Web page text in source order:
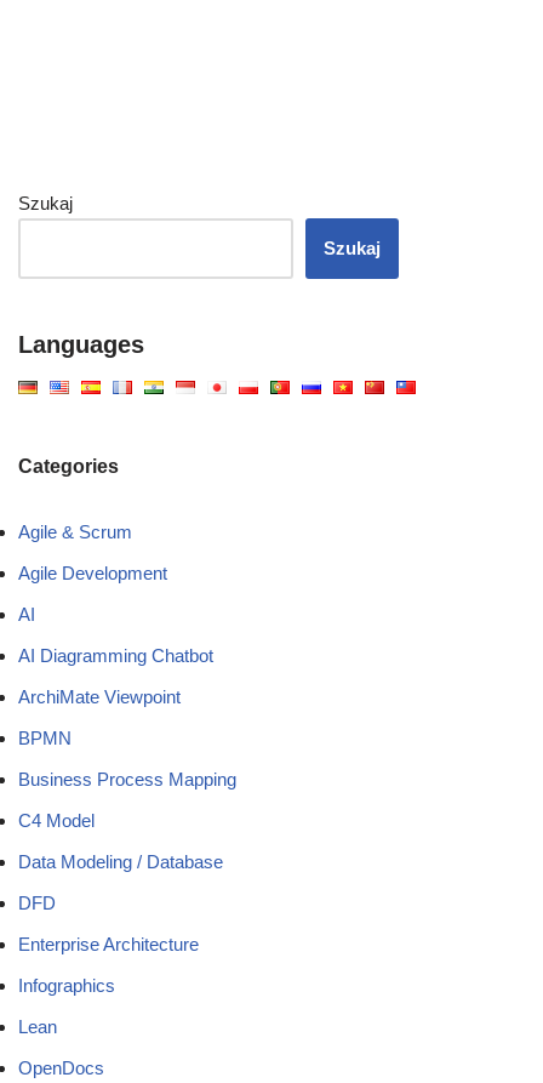
Szukaj
Szukaj
Languages
Categories
Agile & Scrum
Agile Development
AI
AI Diagramming Chatbot
ArchiMate Viewpoint
BPMN
Business Process Mapping
C4 Model
Data Modeling / Database
DFD
Enterprise Architecture
Infographics
Lean
OpenDocs